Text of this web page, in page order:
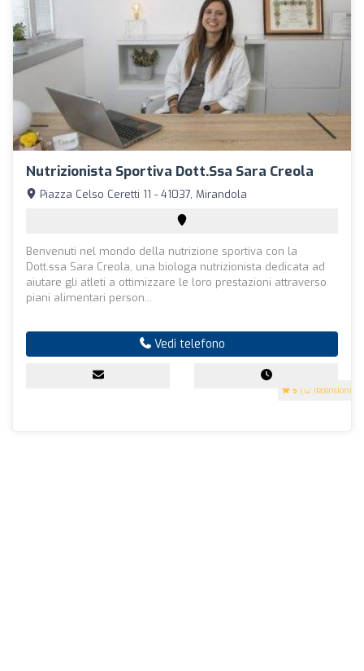
Nutrizionista Sportiva Dott.ssa Sara Creola
5 (12 recensioni)
Piazza Celso Ceretti 11 - 41037, Mirandola
Benvenuti nel mondo della nutrizione sportiva con la
Dott.ssa Sara Creola, una biologa nutrizionista dedicata ad
aiutare gli atleti a ottimizzare le loro prestazioni attraverso
piani alimentari person...
Vedi telefono